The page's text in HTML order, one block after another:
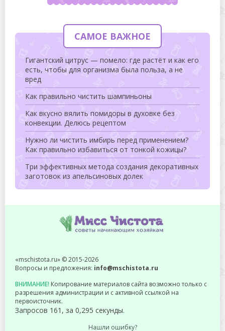
САМОЕ ВАЖНОЕ
Гигантский цитрус — помело: где растёт и как его
есть, чтобы для организма была польза, а не
вред
Как правильно чистить шампиньоны
Как вкусно вялить помидоры в духовке без
конвекции. Делюсь рецептом
Нужно ли чистить имбирь перед применением?
Как правильно избавиться от тонкой кожицы?
Три эффективных метода создания декоративных
заготовок из апельсиновых долек
«mschistota.ru» © 2015-2026
Вопросы и предложения: info@mschistota.ru
ВНИМАНИЕ! Копирование материалов сайта возможно только с
разрешения администрации и с активной ссылкой на
первоисточник.
Запросов 161, за 0,295 секунды.
Нашли ошибку?